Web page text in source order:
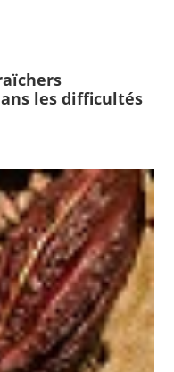
les difficultés